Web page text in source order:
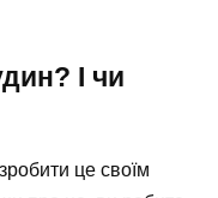
І чи
це своїм